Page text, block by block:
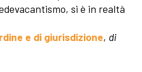
si è in realtà
e di giurisdizione, di